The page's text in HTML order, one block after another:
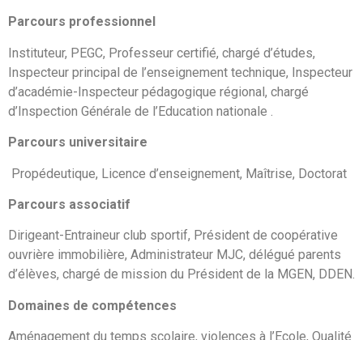
Parcours professionnel
Instituteur, PEGC, Professeur certifié, chargé d’études,
Inspecteur principal de l’enseignement technique, Inspecteur
d’académie-Inspecteur pédagogique régional, chargé
d’Inspection Générale de l’Education nationale .
Parcours universitaire
Propédeutique, Licence d’enseignement, Maîtrise, Doctorat
Parcours associatif
Dirigeant-Entraineur club sportif, Président de coopérative
ouvrière immobilière, Administrateur MJC, délégué parents
d’élèves, chargé de mission du Président de la MGEN, DDEN.
Domaines de compétences
Aménagement du temps scolaire, violences à l’Ecole, Qualité